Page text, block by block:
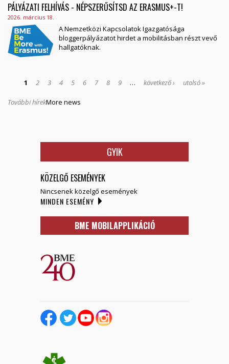
PÁLYÁZATI FELHÍVÁS - NÉPSZERŰSÍTSD AZ ERASMUS+-T!
2026. március 18.
A Nemzetközi Kapcsolatok Igazgatósága
bloggerpályázatot hirdet a mobilitásban részt vevő
hallgatóknak.
1 2 3 4 5 6 7 8 9 … következő › utolsó »
További hírekMore news
GYIK
KÖZELGŐ ESEMÉNYEK
Nincsenek közelgő események
MINDEN ESEMÉNY
BME MOBILAPPLIKÁCIÓ